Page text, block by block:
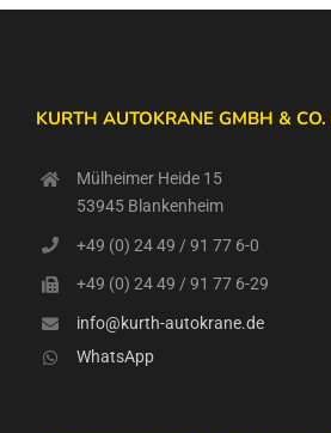
KURTH AUTOKRANE GMBH & CO.
Mülheimer Heide 15
53945 Blankenheim
+49 (0) 24 49 / 91 77 6-0
+49 (0) 24 49 / 91 77 6-29
info@kurth-autokrane.de
WhatsApp